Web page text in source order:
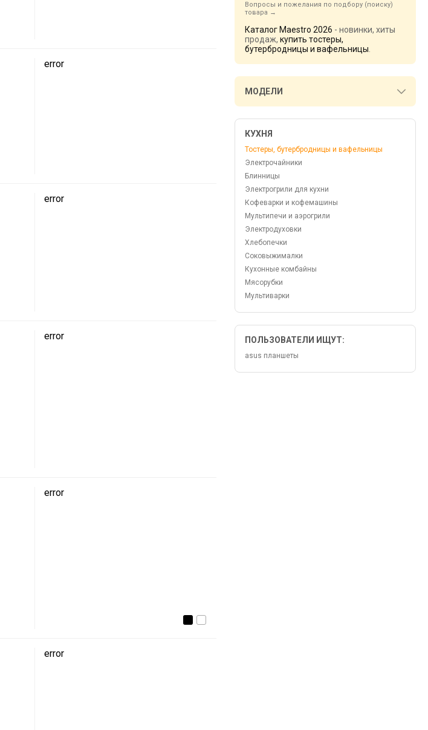
error
error
error
error
error
Вопросы и пожелания по подбору (поиску)
товара
Каталог Maestro 2026 - новинки, хиты
продаж, купить тостеры,
бутербродницы и вафельницы
МОДЕЛИ
КУХНЯ
Тостеры, бутербродницы и вафельницы
Электрочайники
Блинницы
Электрогрили для кухни
Кофеварки и кофемашины
Мультипечи и аэрогрили
Электродуховки
Хлебопечки
Соковыжималки
Кухонные комбайны
Мясорубки
Мультиварки
ПОЛЬЗОВАТЕЛИ ИЩУТ:
asus планшеты